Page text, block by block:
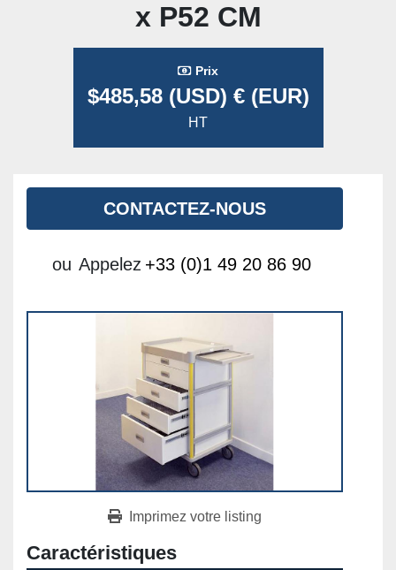
x P52 CM
Prix
$485,58 (USD) € (EUR)
HT
CONTACTEZ-NOUS
ou Appelez +33 (0)1 49 20 86 90
Imprimez votre listing
Caractéristiques